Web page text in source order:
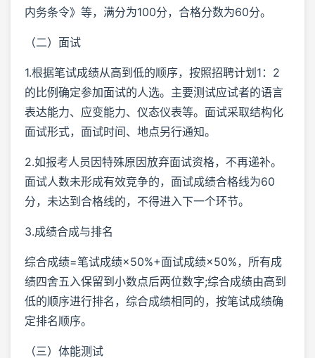
内务条令》等，满分为100分，合格分数为60分。
（二）面试
1.根据笔试成绩从高到低的顺序，按照招聘计划1：2
的比例确定参加面试的人选。主要测试应试者的语言
表达能力、应变能力、仪态仪表等。面试采取结构化
面试形式，面试时间、地点另行通知。
2.如报考人员因特殊原因放弃面试资格，不再递补。
面试人数未形成有效竞争的，面试成绩合格线为60
分，未达到合格线的，不得进入下一个环节。
3.成绩合成与排名
综合成绩=笔试成绩×50%+面试成绩×50%，所有成
绩四舍五入保留到小数点后两位数字;综合成绩由高到
低的顺序进行排名，综合成绩相同的，按笔试成绩确
定排名顺序。
（三）体能测试